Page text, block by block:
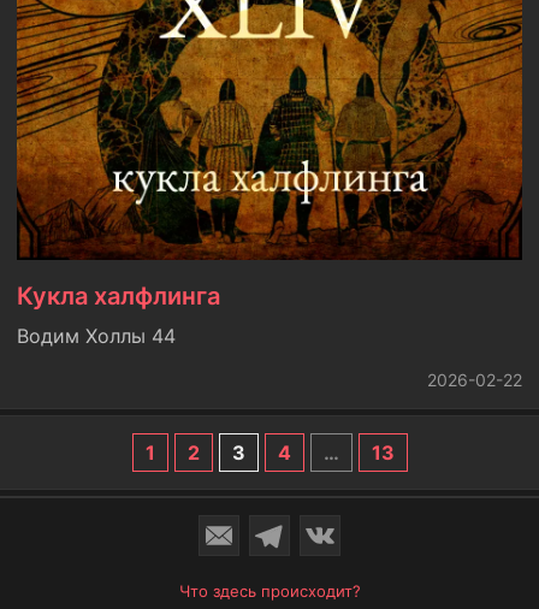
Кукла халфлинга
Водим Холлы 44
2026-02-22
1 2 3 4 … 13
Что здесь происходит?